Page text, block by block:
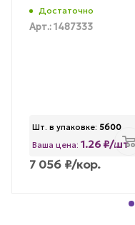
Достаточно
Арт.: 1487333
Шт. в упаковке: 5600
Ваша цена: 1.26 ₽/шт
7 056 ₽/кор.